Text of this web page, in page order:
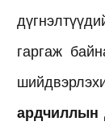
гаргаж
ардчиллын